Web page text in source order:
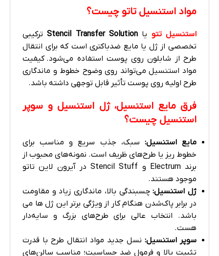
مواد استنسیل تاتو چیست؟
استنسیل تتو یا Stencil Transfer Solutionترکیبی
تخصصی از ژل یا مایع ضدباکتری است که برای انتقال
طرح از شابلون روی پوست استفاده می‌شود. کیفیت
مواد استنسیل می‌تواند روی وضوح خطوط و ماندگاری
طرح اولیه روی پوست تأثیر قابل توجهی داشته باشد.
فرق مایع استنسیل، ژل استنسیل و سوپر
استنسیل چیست؟
مایع استنسیل: سبک، جذب سریع و مناسب برای
خطوط ریز یا طرح‌های ظریف است. نمونه‌های محبوب از
برند Electrum و Stencil Stuff در آیرون لاین تاتو
موجود هستند.
ژل استنسیل:چسبندگی بالا، ماندگاری زیاد و مقاومت
در برابر پاک‌شدن هنگام کار از ویژگی برتر این ژل ها می
باشد. انتخاب عالی برای طرح‌های بزرگ و سایه‌دار
هست.
سوپر استنسیل: نسل جدید مواد انتقال طرح با قدرت
تثبیت بالا و فرمول ضد حساسیت؛ مناسب سالن‌های